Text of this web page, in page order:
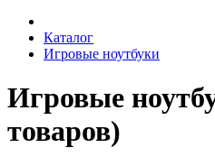
Каталог
Игровые ноутбуки
Игровые
товаров)